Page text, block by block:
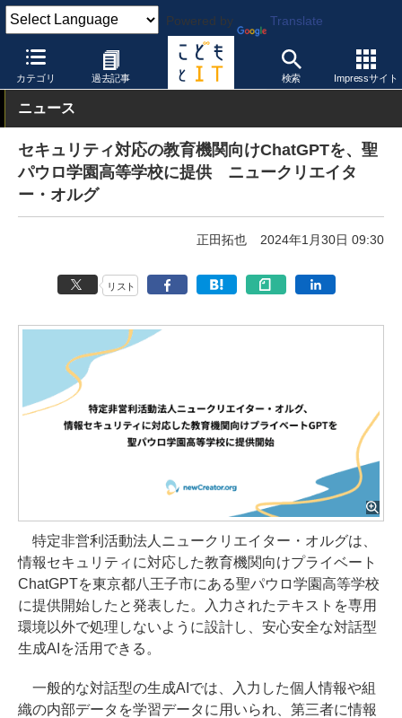
Powered by Translate
カテゴリ 過去記事 検索 Impressサイト
こどもとIT トピック 先生の働き方改革
ニュース
セキュリティ対応の教育機関向けChatGPTを、聖
パウロ学園高等学校に提供 ニュークリエイタ
ー・オルグ
正田拓也 2024年1月30日 09:30
リスト
特定非営利活動法人ニュークリエイター・オルグは、
情報セキュリティに対応した教育機関向けプライベート
ChatGPTを東京都八王子市にある聖パウロ学園高等学校
に提供開始したと発表した。入力されたテキストを専用
環境以外で処理しないように設計し、安心安全な対話型
生成AIを活用できる。
一般的な対話型の生成AIでは、入力した個人情報や組
織の内部データを学習データに用いられ、第三者に情報